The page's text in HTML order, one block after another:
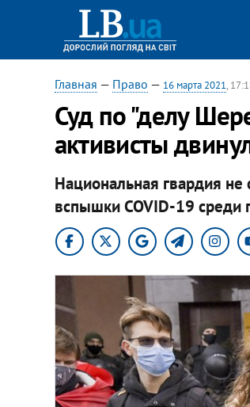
Главная — Право — 16 марта 2021,
Суд по "делу
активисты
Национальная гвардия не
вспышки COVID-19 среди